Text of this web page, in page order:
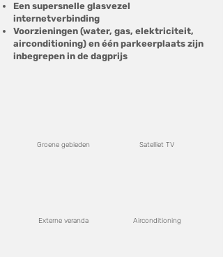
Een supersnelle glasvezel
internetverbinding
Voorzieningen (water, gas, elektriciteit,
airconditioning) en één parkeerplaats zijn
inbegrepen in de dagprijs
Groene gebieden
Externe veranda
Satelliet TV
Airconditioning